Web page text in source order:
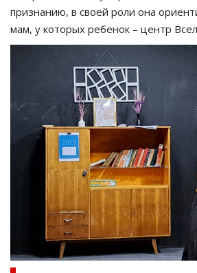
признанию, в своей роли она
мам, у которых ребенок – центр